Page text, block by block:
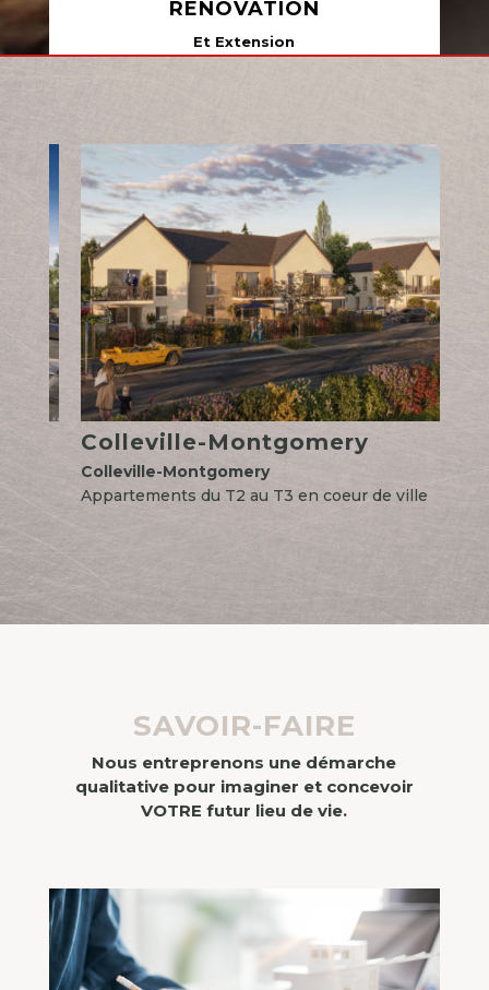
RENOVATION
Et Extension
Colleville-Montgomery
Colleville-Montgomery
Appartements du T2 au T3 en coeur de ville
SAVOIR-FAIRE
Nous entreprenons une démarche
qualitative pour imaginer et concevoir
VOTRE futur lieu de vie.